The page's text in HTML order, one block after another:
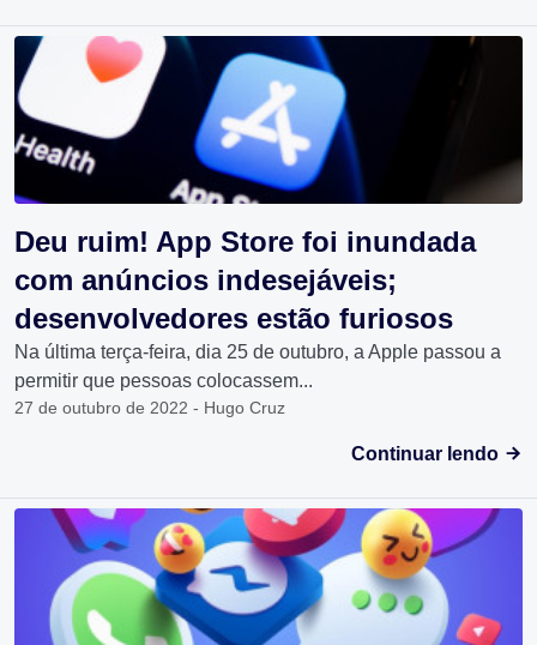
Deu ruim! App Store foi inundada
com anúncios indesejáveis;
desenvolvedores estão furiosos
Na última terça-feira, dia 25 de outubro, a Apple passou a
permitir que pessoas colocassem...
27 de outubro de 2022 - Hugo Cruz
Continuar lendo